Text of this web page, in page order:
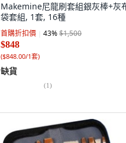
Makemine尼龍刷套組銀灰棒+灰
袋套組, 1套, 16種
首購折扣價 43%$1,500
$848
($848.00/1套)
缺貨
(1)